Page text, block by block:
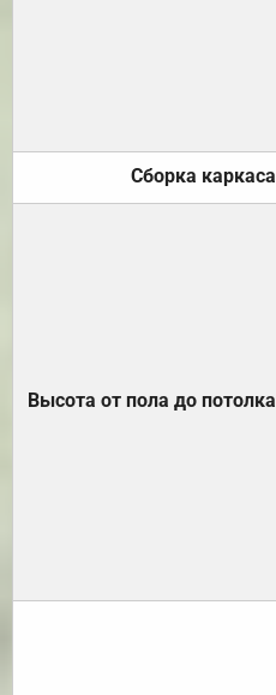
Сборка каркаса
Высота от пола до потолка